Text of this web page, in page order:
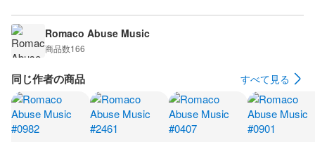
Romaco Abuse Music
商品数166
同じ作者の商品 すべて見る